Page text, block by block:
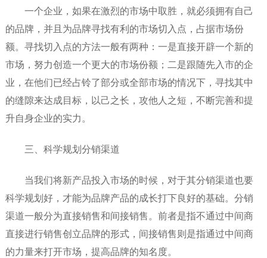
一个企业，如果在激烈的市场中取胜，就必须拥有自己
的品牌，并且为品牌寻找有利的市场切入点，占据市场份
额。寻找切入点的方法一般有两种：一是直接开辟一个新的
市场，努力创造一个更大的市场份额；二是跟随先入市的企
业，在他们已经占铃了部分或全部市场的情况下，寻找其中
的缝隙来达成目标，以己之长，攻他人之短，不断完善和提
升自身企业的实力。
三、科学规划分销渠道
当我们将新产品投入市场的时候，对于其分销渠道也要
科学规划好，才能为品牌产品的成长打下良好的基础。分销
渠道一般分为直接销售和间接销售。前者是指不通过中间商
直接进行销售创立品牌的形式，间接销售则是指通过中间商
的力量来打开市场，提高品牌的知名度。